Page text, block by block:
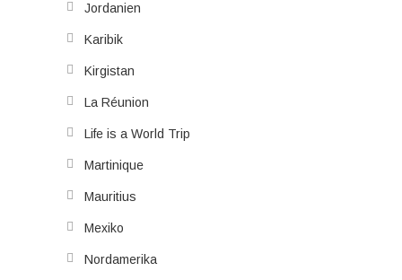
Jordanien
Karibik
Kirgistan
La Réunion
Life is a World Trip
Martinique
Mauritius
Mexiko
Nordamerika